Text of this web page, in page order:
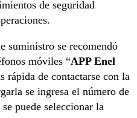
de seguridad
suministro se recomendó
móviles “APP Enel
rápida de contactarse con la
se ingresa el número de
puede seleccionar la